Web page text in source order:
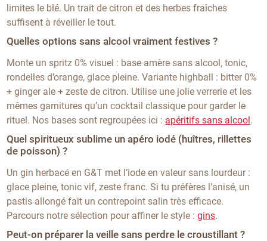
limites le blé. Un trait de citron et des herbes fraîches
suffisent à réveiller le tout.
Quelles options sans alcool vraiment festives ?
Monte un spritz 0% visuel : base amère sans alcool, tonic,
rondelles d’orange, glace pleine. Variante highball : bitter 0%
+ ginger ale + zeste de citron. Utilise une jolie verrerie et les
mêmes garnitures qu’un cocktail classique pour garder le
rituel. Nos bases sont regroupées ici : apéritifs sans alcool.
Quel spiritueux sublime un apéro iodé (huîtres, rillettes
de poisson) ?
Un gin herbacé en G&T met l’iode en valeur sans lourdeur :
glace pleine, tonic vif, zeste franc. Si tu préfères l’anisé, un
pastis allongé fait un contrepoint salin très efficace.
Parcours notre sélection pour affiner le style :gins.
Peut-on préparer la veille sans perdre le croustillant ?